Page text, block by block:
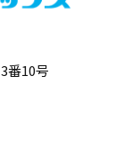
番10号